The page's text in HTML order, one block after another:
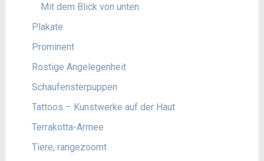
Mit dem Blick von unten
Plakate
Prominent
Rostige Angelegenheit
Schaufensterpuppen
Tattoos – Kunstwerke auf der Haut
Terrakotta-Armee
Tiere, rangezoomt